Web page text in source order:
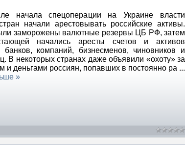
начала спецоперации на Украине власти
начали арестовывать российские активы.
заморожены валютные резервы ЦБ РФ, затем
начались аресты счетов и активов
банков, компаний, бизнесменов, чиновников и
В некоторых странах даже объявили «охоту» за
и деньгами россиян, попавших в постоянно ра ...
»